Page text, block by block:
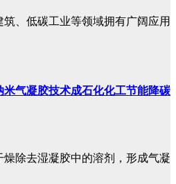
、低碳工业等领域拥有广阔应用
米气凝胶技术成石化化工节能降碳
除去湿凝胶中的溶剂，形成气凝